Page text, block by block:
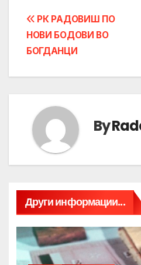
Post
navigation
РК РАДОВИШ ПО
НОВИ БОДОВИ ВО
БОГДАНЦИ
By
Други информации...